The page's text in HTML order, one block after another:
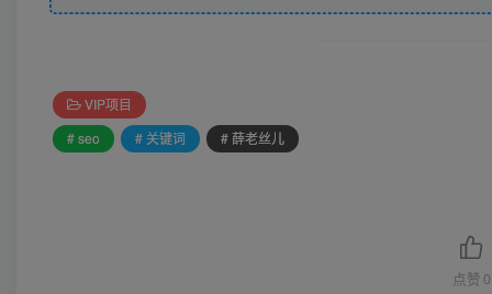
VIP项目
# seo
# 关键词 # 薛老丝儿
点赞 0